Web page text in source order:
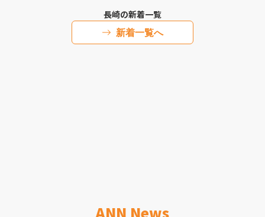
長崎の新着一覧
新着一覧へ
ANN News